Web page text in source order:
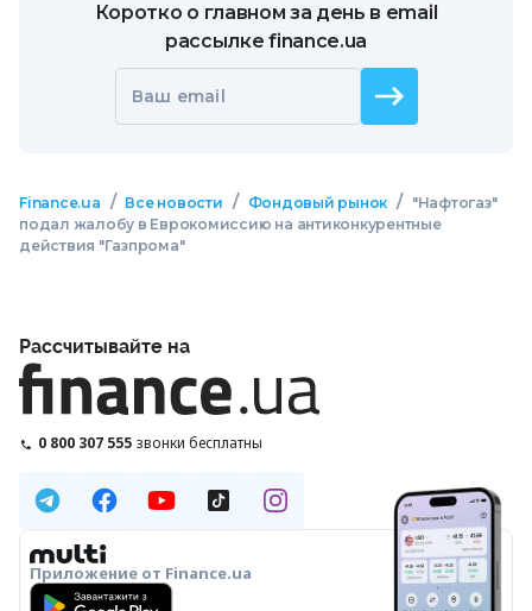
Коротко о главном за день в email
рассылке finance.ua
Ваш email
Finance.ua / Все новости / Фондовый рынок /
"Нафтогаз"
подал жалобу в Еврокомиссию на антиконкурентные
действия "Газпрома"
Рассчитывайте на
0 800 307 555 звонки бесплатны
Приложение от Finance.ua